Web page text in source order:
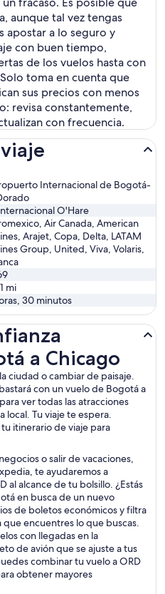
aunque tal vez tengas
apostar a lo seguro y
con buen tiempo,
de los vuelos hasta con
toma en cuenta que
sus precios con menos
revisa constantemente,
con frecuencia.
Internacional de Bogotá-
O'Hare
Air Canada, American
Arajet, Copa, Delta, LATAM
Group, United, Viva, Volaris,
mi
30 minutos
a Chicago
ciudad o cambiar de paisaje.
con un vuelo de Bogotá a
ver todas las atracciones
local. Tu viaje te espera.
itinerario de viaje para
o salir de vacaciones,
te ayudaremos a
al alcance de tu bolsillo. ¿Estás
en busca de un nuevo
de boletos económicos y filtra
encuentres lo que buscas.
con llegadas en la
de avión que se ajuste a tus
combinar tu vuelo a ORD
obtener mayores